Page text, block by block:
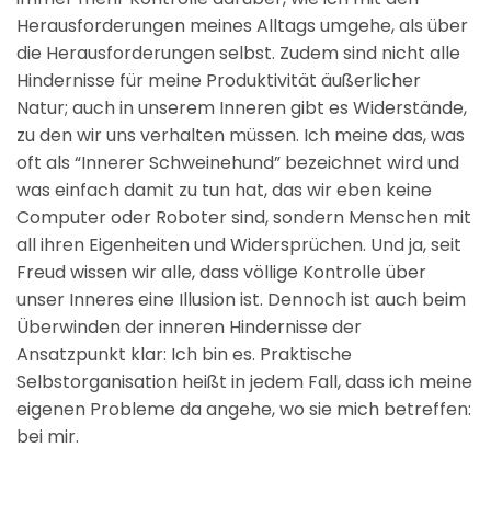
Herausforderungen meines Alltags umgehe, als über
die Herausforderungen selbst. Zudem sind nicht alle
Hindernisse für meine Produktivität äußerlicher
Natur; auch in unserem Inneren gibt es Widerstände,
zu den wir uns verhalten müssen. Ich meine das, was
oft als “Innerer Schweinehund” bezeichnet wird und
was einfach damit zu tun hat, das wir eben keine
Computer oder Roboter sind, sondern Menschen mit
all ihren Eigenheiten und Widersprüchen. Und ja, seit
Freud wissen wir alle, dass völlige Kontrolle über
unser Inneres eine Illusion ist. Dennoch ist auch beim
Überwinden der inneren Hindernisse der
Ansatzpunkt klar: Ich bin es. Praktische
Selbstorganisation heißt in jedem Fall, dass ich meine
eigenen Probleme da angehe, wo sie mich betreffen:
bei mir.